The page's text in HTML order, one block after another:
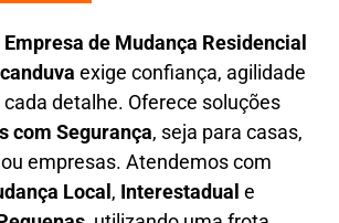
Empresa de Mudança Residencial
exige confiança, agilidade
detalhe. Oferece soluções
com Segurança, seja para casas,
empresas. Atendemos com
Local, Interestadual e